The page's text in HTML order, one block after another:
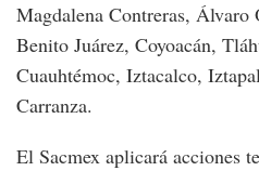
Magdalena Contreras,
Benito Juárez, Coyoacán,
Cuauhtémoc, Iztacalco,
Carranza.
El Sacmex aplicará acciones